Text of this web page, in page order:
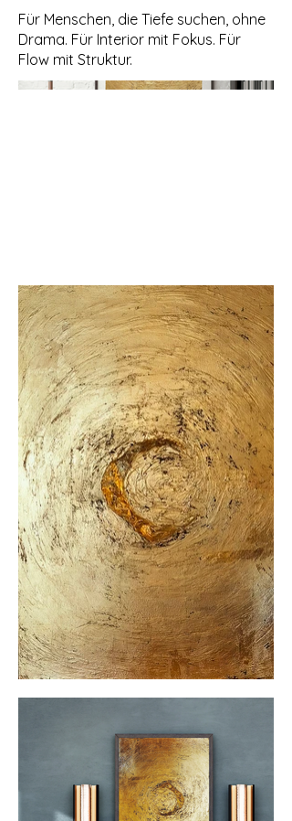
Für Menschen, die Tiefe suchen, ohne
Drama. Für Interior mit Fokus. Für
Flow mit Struktur.